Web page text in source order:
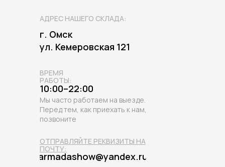
АДРЕС НАШЕГО СКЛАДА:
г. Омск
ул. Кемеровская 121
ВРЕМЯ
РАБОТЫ:
10:00–22:00
Мы часто работаем на выезде.
Перед тем, как приехать к нам,
позвоните
armadashow@yandex.ru
ОТПРАВЛЯЙТЕ РЕКВИЗИТЫ НА
ПОЧТУ: